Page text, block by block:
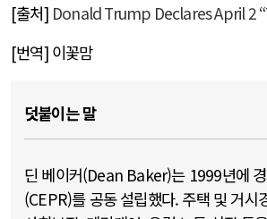
[출처] Donald Trump Declares April 2
[번역] 이꽃맘
덧붙이는 말
딘 베이커(Dean Baker)는 1999년에
(CEPR)를 공동 설립했다. 주택 및 거시